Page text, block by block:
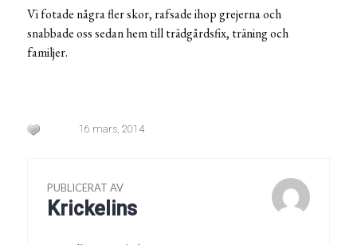
Vi fotade några fler skor, rafsade ihop grejerna och
snabbade oss sedan hem till trädgårdsfix, träning och
familjer.
16 mars, 2014
PUBLICERAT AV
Krickelins